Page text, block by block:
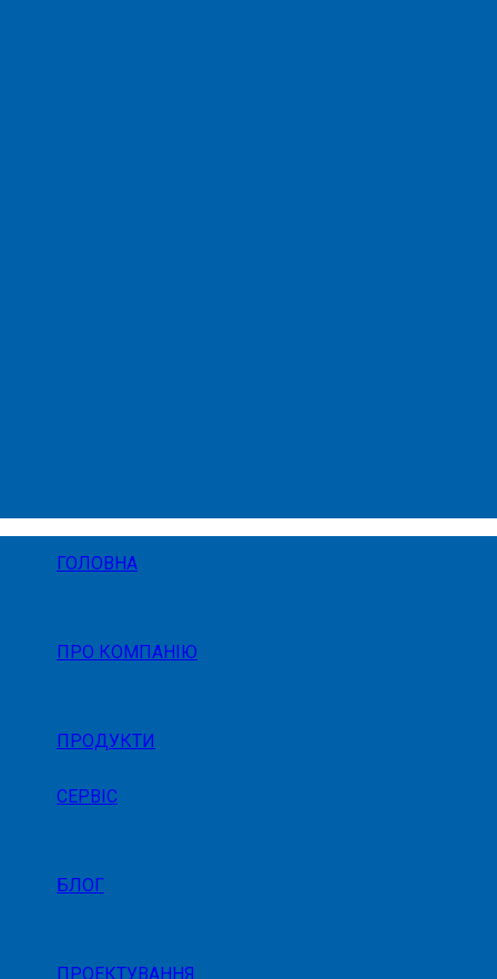
ГОЛОВНА
ПРО КОМПАНІЮ
ПРОДУКТИ
СЕРВІС
БЛОГ
ПРОЕКТУВАННЯ